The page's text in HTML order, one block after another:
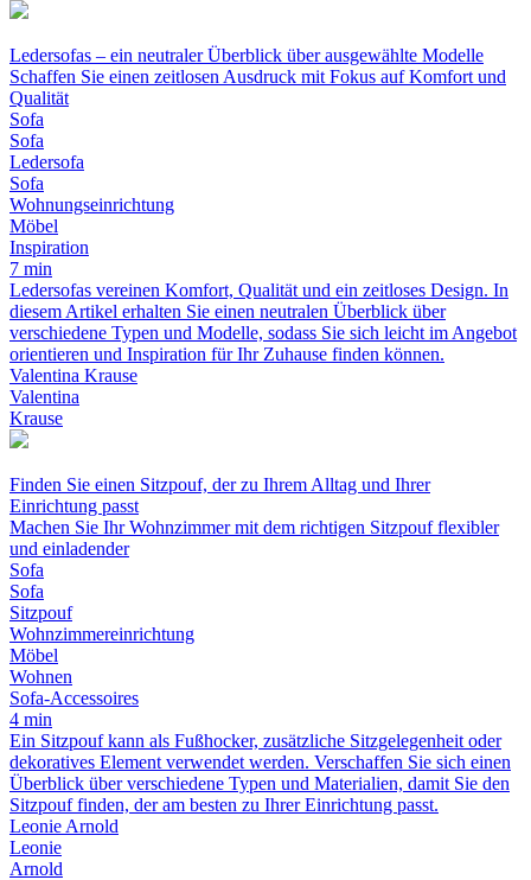
Ledersofas – ein neutraler Überblick über ausgewählte Modelle
Schaffen Sie einen zeitlosen Ausdruck mit Fokus auf Komfort und
Qualität
Sofa
Sofa
Ledersofa
Sofa
Wohnungseinrichtung
Möbel
Inspiration
7 min
Ledersofas vereinen Komfort, Qualität und ein zeitloses Design. In
diesem Artikel erhalten Sie einen neutralen Überblick über
verschiedene Typen und Modelle, sodass Sie sich leicht im Angebot
orientieren und Inspiration für Ihr Zuhause finden können.
Valentina Krause
Valentina
Krause
Finden Sie einen Sitzpouf, der zu Ihrem Alltag und Ihrer
Einrichtung passt
Machen Sie Ihr Wohnzimmer mit dem richtigen Sitzpouf flexibler
und einladender
Sofa
Sofa
Sitzpouf
Wohnzimmereinrichtung
Möbel
Wohnen
Sofa-Accessoires
4 min
Ein Sitzpouf kann als Fußhocker, zusätzliche Sitzgelegenheit oder
dekoratives Element verwendet werden. Verschaffen Sie sich einen
Überblick über verschiedene Typen und Materialien, damit Sie den
Sitzpouf finden, der am besten zu Ihrer Einrichtung passt.
Leonie Arnold
Leonie
Arnold